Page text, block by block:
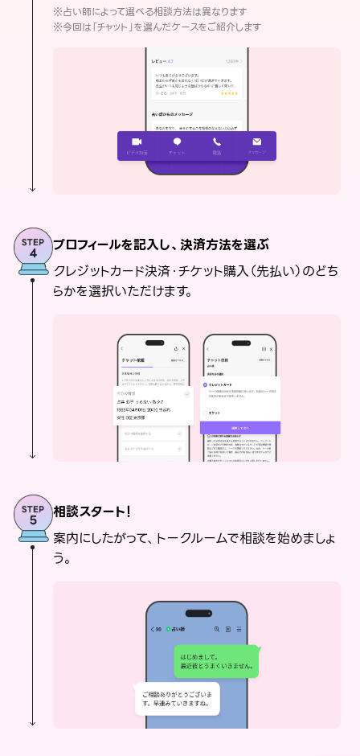
※占い師によって選べる相談方法は異なります
※今回は「チャット」を選んだケースをご紹介します
プロフィールを記入し、決済方法を選ぶ
クレジットカード決済・チケット購入（先払い）のどち
らかを選択いただけます。
相談スタート！
案内にしたがって、トークルームで相談を始めましょ
う。